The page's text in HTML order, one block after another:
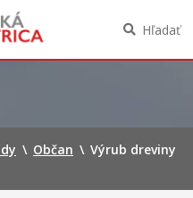
Hľadať
\ Občan \ Výrub dreviny